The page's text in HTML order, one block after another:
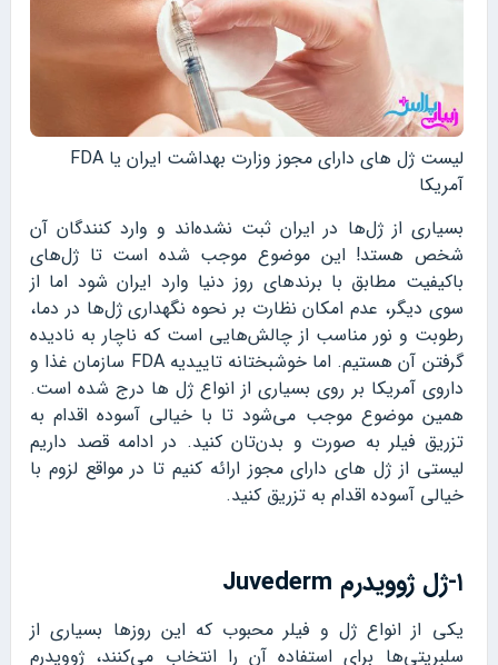
لیست ژل های دارای مجوز وزارت بهداشت ایران یا FDA
آمریکا
بسیاری از ژل‌ها در ایران ثبت نشده‌اند و وارد کنندگان آن
شخص هستد! این موضوع موجب شده است تا ژل‌های
باکیفیت مطابق با برندهای روز دنیا وارد ایران شود اما از
سوی دیگر، عدم امکان نظارت بر نحوه نگهداری ژل‌ها در دما،
رطوبت و نور مناسب از چالش‌هایی است که ناچار به نادیده
گرفتن آن هستیم. اما خوشبختانه تاییدیه FDA سازمان غذا و
داروی آمریکا بر روی بسیاری از انواع ژل‌ ها درج شده است.
همین موضوع موجب می‌شود تا با خیالی آسوده اقدام به
تزریق فیلر به صورت و بدن‌تان کنید. در ادامه قصد داریم
لیستی از ژل های دارای مجوز ارائه کنیم تا در مواقع لزوم با
خیالی آسوده اقدام به تزریق کنید.
۱-ژل ژوویدرم Juvederm
یکی از انواع ژل و فیلر محبوب که این روزها بسیاری از
سلبریتی‌ها برای استفاده آن را انتخاب می‌کنند، ژوویدرم